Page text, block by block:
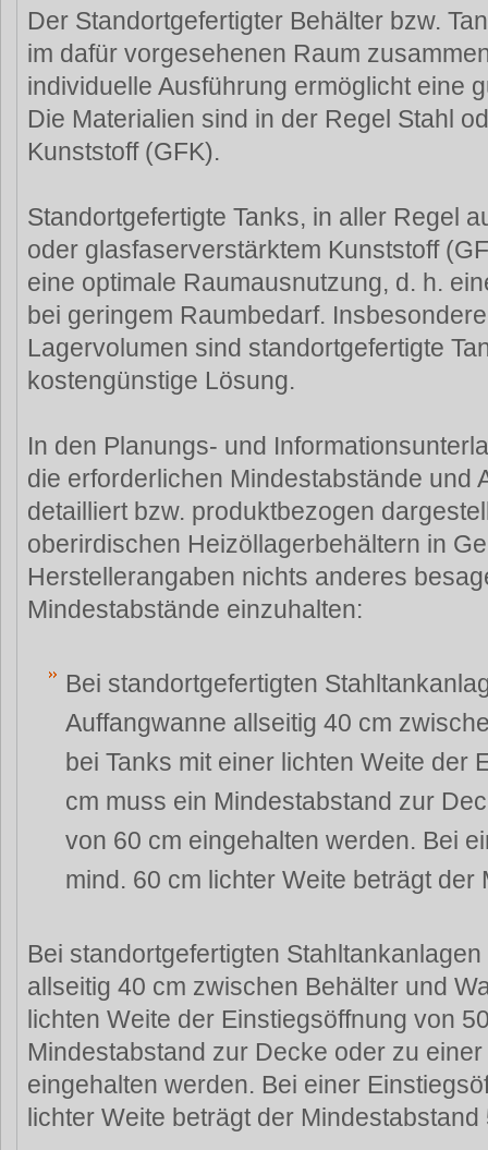
Der Standortgefertigter Behälter bzw.
im dafür vorgesehenen Raum
individuelle Ausführung ermöglicht eine
Die Materialien sind in der Regel Stahl
Kunststoff (GFK).
Standortgefertigte Tanks, in aller Regel
oder glasfaserverstärktem Kunststoff
eine optimale Raumausnutzung, d. h.
bei geringem Raumbedarf.
Lagervolumen sind standortgefertigte
kostengünstige Lösung.
In den Planungs- und
die erforderlichen Mindestabstände und
detailliert bzw. produktbezogen
oberirdischen Heizöllagerbehältern in
Herstellerangaben nichts anderes
Mindestabstände einzuhalten:
Bei standortgefertigten
Auffangwanne allseitig 40 cm
bei Tanks mit einer lichten Weite der
cm muss ein Mindestabstand zur
von 60 cm eingehalten werden. Bei
mind. 60 cm lichter Weite beträgt der
Bei standortgefertigten
allseitig 40 cm zwischen Behälter und
lichten Weite der Einstiegsöffnung von
Mindestabstand zur Decke oder zu
eingehalten werden. Bei einer
lichter Weite beträgt der Mindestabstand